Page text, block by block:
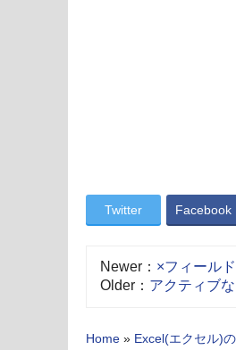
Twitter Facebook
Newer： ×フィール
Older： アクティブ
Home » Excel(エクセル)